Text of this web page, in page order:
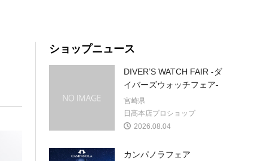
ショップニュース
DIVER’S WATCH FAIR -ダ
イバーズウォッチフェア-
宮崎県
日髙本店プロショップ
2026.08.04
カンパノラフェア